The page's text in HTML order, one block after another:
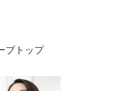
ブトップ